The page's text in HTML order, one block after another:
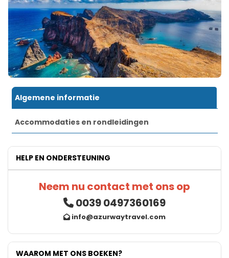
Algemene informatie
Accommodaties en rondleidingen
HELP EN ONDERSTEUNING
Neem nu contact met ons op
0039 0497360169
info@azurwaytravel.com
WAAROM MET ONS BOEKEN?